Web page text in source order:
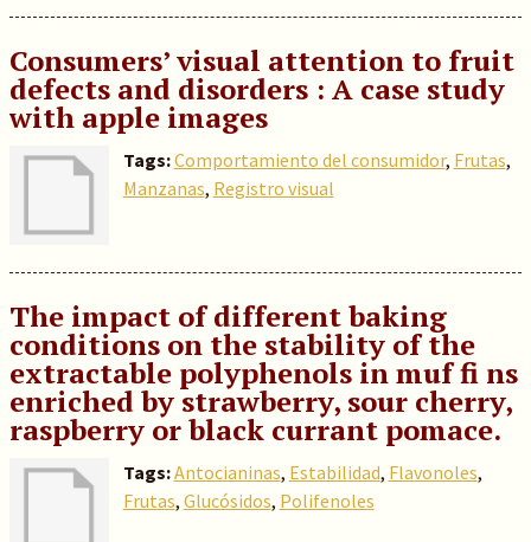
Consumers’ visual attention to fruit
defects and disorders : A case study
with apple images
Tags:Comportamiento del consumidor, Frutas,
Manzanas, Registro visual
The impact of different baking
conditions on the stability of the
extractable polyphenols in muf fi ns
enriched by strawberry, sour cherry,
raspberry or black currant pomace.
Tags:Antocianinas, Estabilidad, Flavonoles,
Frutas, Glucósidos, Polifenoles